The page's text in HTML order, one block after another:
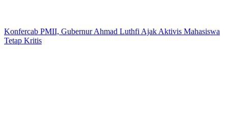
Konfercab PMII, Gubernur Ahmad Luthfi Ajak Aktivis Mahasiswa
Tetap Kritis